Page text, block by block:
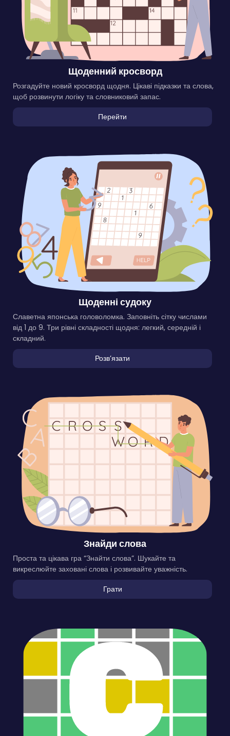
Щоденний кросворд
Розгадуйте новий кросворд щодня. Цікаві підказки та слова,
щоб розвинути логіку та словниковий запас.
Перейти
Щоденні судоку
Славетна японська головоломка. Заповніть сітку числами
від 1 до 9. Три рівні складності щодня: легкий, середній і
складний.
Розвʼязати
Знайди слова
Проста та цікава гра “Знайти слова”. Шукайте та
викреслюйте заховані слова і розвивайте уважність.
Грати